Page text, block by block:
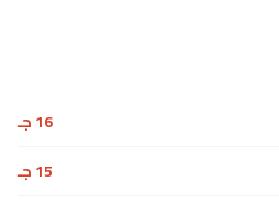
16 جـ
15 جـ